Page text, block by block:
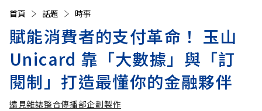
首頁 話題 時事
賦能消費者的支付革命！ 玉山
Unicard 靠「大數據」與「訂
閱制」打造最懂你的金融夥伴
遠見雜誌整合傳播部企劃製作